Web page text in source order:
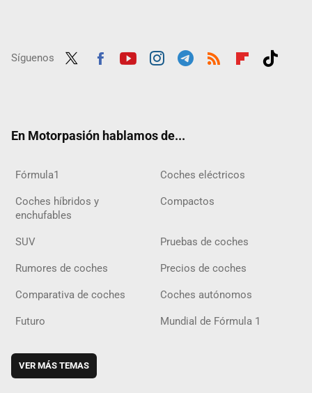
Síguenos
En Motorpasión hablamos de...
Fórmula1 Coches eléctricos
Coches híbridos y
enchufables
Compactos
SUV Pruebas de coches
Rumores de coches Precios de coches
Comparativa de coches Coches autónomos
Futuro Mundial de Fórmula 1
VER MÁS TEMAS